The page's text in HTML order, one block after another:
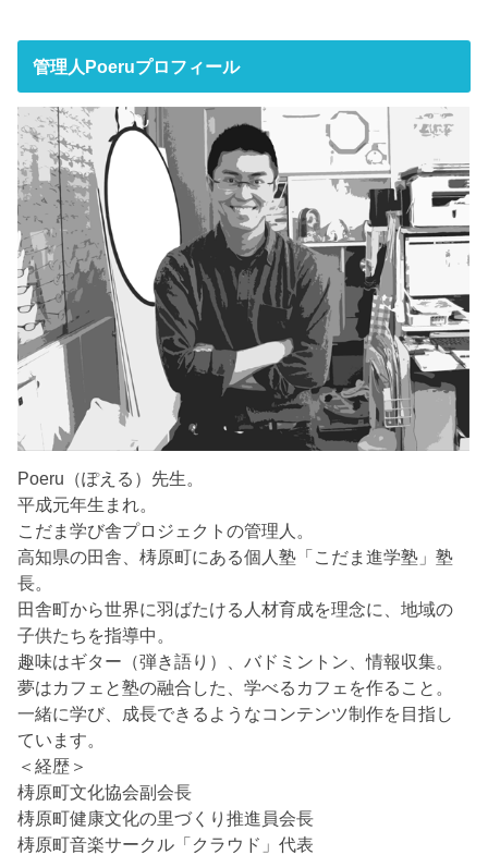
管理人Poeruプロフィール
Poeru（ぽえる）先生。
平成元年生まれ。
こだま学び舎プロジェクトの管理人。
高知県の田舎、梼原町にある個人塾「こだま進学塾」塾
長。
田舎町から世界に羽ばたける人材育成を理念に、地域の
子供たちを指導中。
趣味はギター（弾き語り）、バドミントン、情報収集。
夢はカフェと塾の融合した、学べるカフェを作ること。
一緒に学び、成長できるようなコンテンツ制作を目指し
ています。
＜経歴＞
梼原町文化協会副会長
梼原町健康文化の里づくり推進員会長
梼原町音楽サークル「クラウド」代表